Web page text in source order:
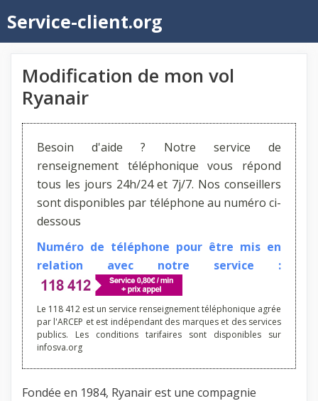
au
contenu
Service-client.org
Modification de mon vol
Ryanair
Besoin d'aide ? Notre service de
renseignement téléphonique vous répond
tous les jours 24h/24 et 7j/7. Nos conseillers
sont disponibles par téléphone au numéro ci-
dessous
Numéro de téléphone pour être mis en
relation avec notre service :
Le 118 412 est un service renseignement téléphonique agrée
par l'ARCEP et est indépendant des marques et des services
publics. Les conditions tarifaires sont disponibles sur
infosva.org
Fondée en 1984, Ryanair est une compagnie